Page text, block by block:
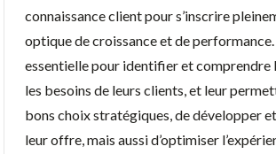
connaissance client pour s’inscrire
optique de croissance et de performance.
essentielle pour identifier et comprendre
les besoins de leurs clients, et leur
bons choix stratégiques, de développer
leur offre, mais aussi d’optimiser